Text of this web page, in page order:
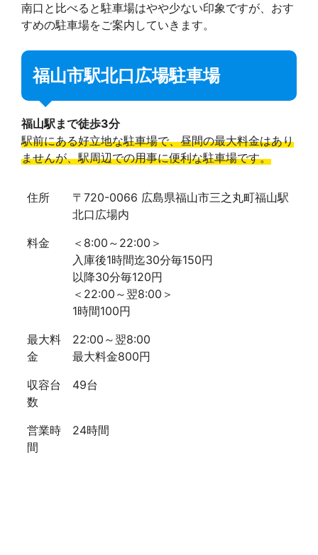
南口と比べると駐車場はやや少ない印象ですが、おす
すめの駐車場をご案内していきます。
福山市駅北口広場駐車場
福山駅まで徒歩3分
駅前にある好立地な駐車場で、昼間の最大料金はあり
ませんが、駅周辺での用事に便利な駐車場です。
住所
〒720-0066 広島県福山市三之丸町福山駅
北口広場内
料金
＜8:00～22:00＞
入庫後1時間迄30分毎150円
以降30分毎120円
＜22:00～翌8:00＞
1時間100円
最大料
金
22:00～翌8:00
最大料金800円
収容台
数
49台
営業時
間
24時間